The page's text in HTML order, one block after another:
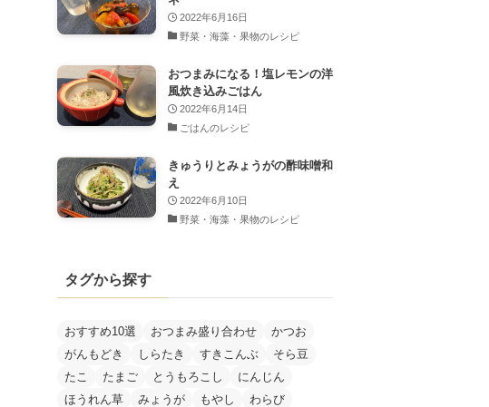
2022年6月16日
野菜・海藻・果物のレシピ
おつまみになる！塩レモンの洋
風炊き込みごはん
2022年6月14日
ごはんのレシピ
きゅうりとみょうがの酢味噌和
え
2022年6月10日
野菜・海藻・果物のレシピ
タグから探す
おすすめ10選 おつまみ盛り合わせ
かつお
がんもどき
しらたき すきこんぶ
そら豆
たこ
たまご とうもろこし
にんじん
ほうれん草
みょうが もやし
わらび